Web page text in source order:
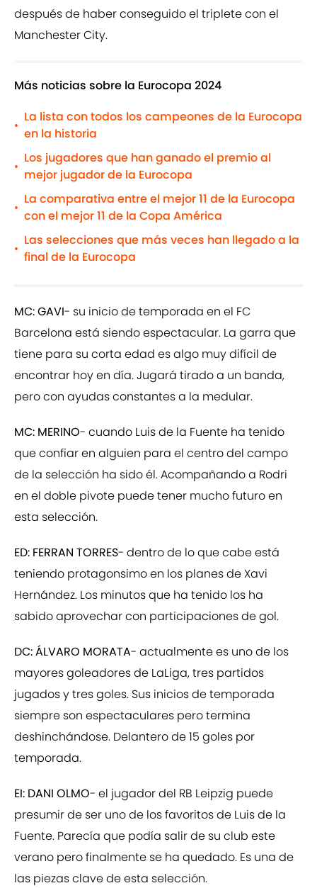
después de haber conseguido el triplete con el
Manchester City.
Más noticias sobre la Eurocopa 2024
•
La lista con todos los campeones de la Eurocopa
en la historia
•
Los jugadores que han ganado el premio al
mejor jugador de la Eurocopa
•
La comparativa entre el mejor 11 de la Eurocopa
con el mejor 11 de la Copa América
•
Las selecciones que más veces han llegado a la
final de la Eurocopa
MC: GAVI- su inicio de temporada en el FC
Barcelona está siendo espectacular. La garra que
tiene para su corta edad es algo muy difícil de
encontrar hoy en día. Jugará tirado a un banda,
pero con ayudas constantes a la medular.
MC: MERINO- cuando Luis de la Fuente ha tenido
que confiar en alguien para el centro del campo
de la selección ha sido él. Acompañando a Rodri
en el doble pivote puede tener mucho futuro en
esta selección.
ED: FERRAN TORRES- dentro de lo que cabe está
teniendo protagonsimo en los planes de Xavi
Hernández. Los minutos que ha tenido los ha
sabido aprovechar con participaciones de gol.
DC: ÁLVARO MORATA- actualmente es uno de los
mayores goleadores de LaLiga, tres partidos
jugados y tres goles. Sus inicios de temporada
siempre son espectaculares pero termina
deshinchándose. Delantero de 15 goles por
temporada.
EI: DANI OLMO- el jugador del RB Leipzig puede
presumir de ser uno de los favoritos de Luis de la
Fuente. Parecía que podía salir de su club este
verano pero finalmente se ha quedado. Es una de
las piezas clave de esta selección.